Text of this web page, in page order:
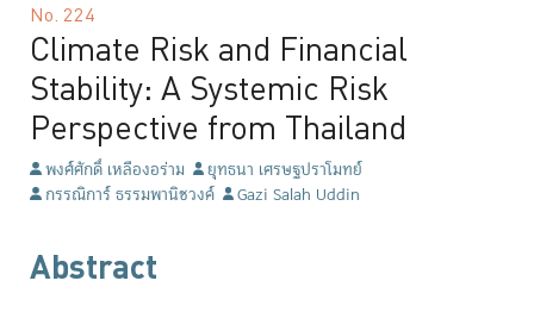
No. 224
Climate Risk and Financial
Stability: A Systemic Risk
Perspective from Thailand
พงศ์ศักดิ์ เหลืองอร่าม
ยุทธนา เศรษฐปราโมทย์
กรรณิการ์ ธรรมพานิชวงค์
Gazi Salah Uddin
Abstract